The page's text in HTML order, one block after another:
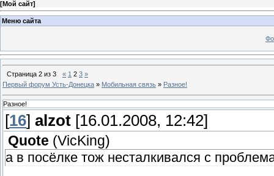
[Мой сайт]
Меню сайта
Страница 2 из 3 « 1 2 3 »
Первый форум Усть-Донецка » Мобильная связь » Разное!
Разное!
[16] alzot [16.01.2008, 12:42]
Quote (VicKing)
а в посёлке тож несталкивался с